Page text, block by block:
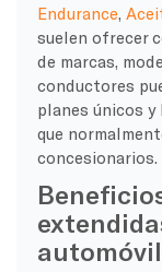
Endurance,
suelen ofrecer
de marcas,
conductores
planes únicos
que
concesionarios.